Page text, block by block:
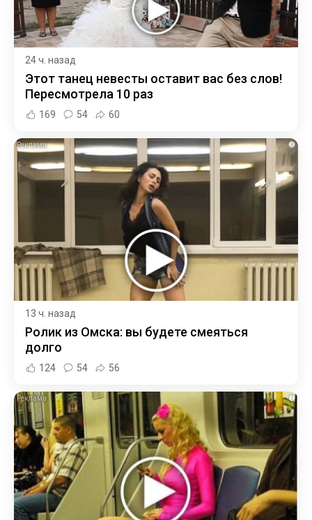
24 ч. назад
Этот танец невесты оставит вас без слов!
Пересмотрела 10 раз
169 54 60
i
13 ч. назад
Ролик из Омска: вы будете смеяться
долго
124 54 56
i